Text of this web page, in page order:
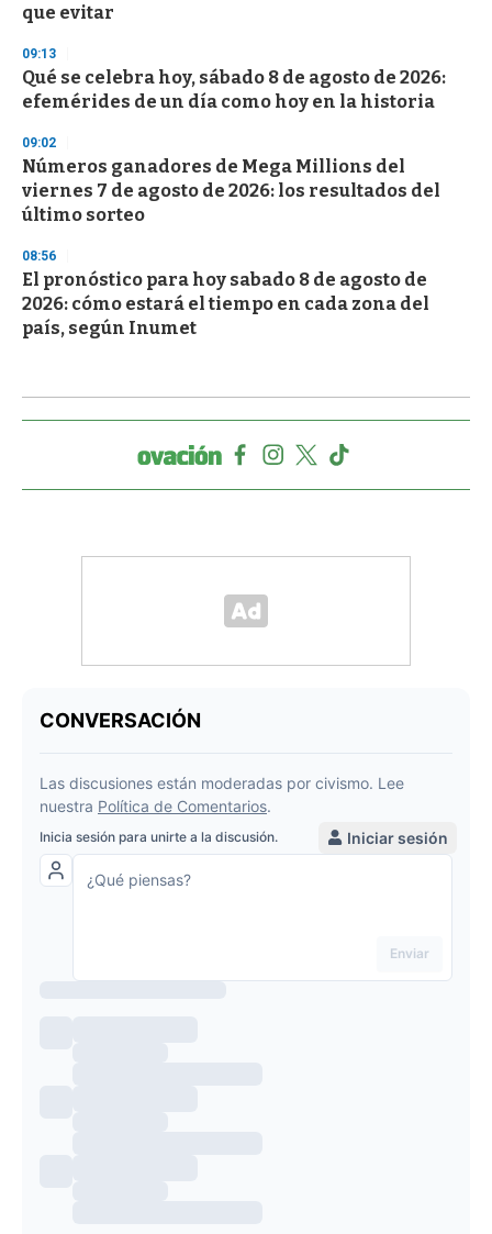
que evitar
09:13
Qué se celebra hoy, sábado 8 de agosto de 2026:
efemérides de un día como hoy en la historia
09:02
Números ganadores de Mega Millions del
viernes 7 de agosto de 2026: los resultados del
último sorteo
08:56
El pronóstico para hoy sabado 8 de agosto de
2026: cómo estará el tiempo en cada zona del
país, según Inumet